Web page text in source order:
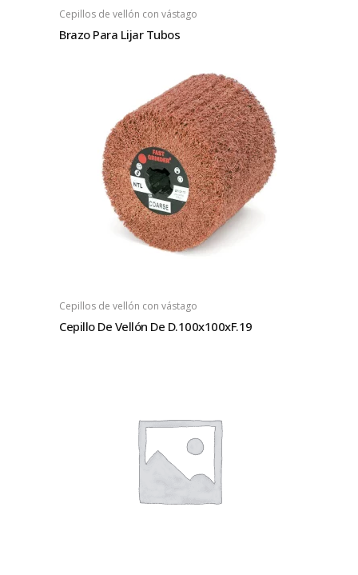
Cepillos de vellón con vástago
Brazo Para Lijar Tubos
Cepillos de vellón con vástago
Cepillo De Vellón De D.100x100xF.19